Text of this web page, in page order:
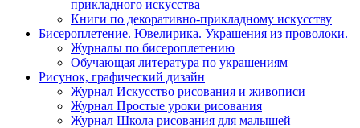
прикладного искусства
Книги по декоративно-прикладному искусству
Бисероплетение. Ювелирика. Украшения из проволоки.
Журналы по бисероплетению
Обучающая литература по украшениям
Рисунок, графический дизайн
Журнал Искусство рисования и живописи
Журнал Простые уроки рисования
Журнал Школа рисования для малышей